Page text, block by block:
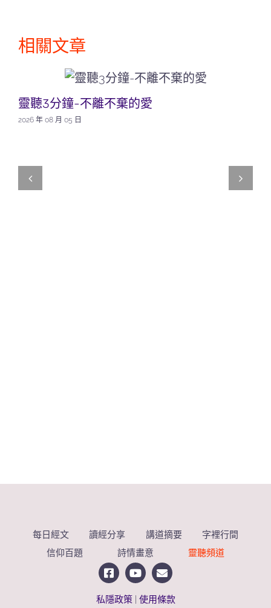
相關文章
靈聽3分鐘-不離不棄的愛
2026 年 08 月 05 日
每日經文 讀經分享 講道摘要
字裡行間
信仰百題
詩情畫意 靈聽頻道
私隱政策| 使用條款